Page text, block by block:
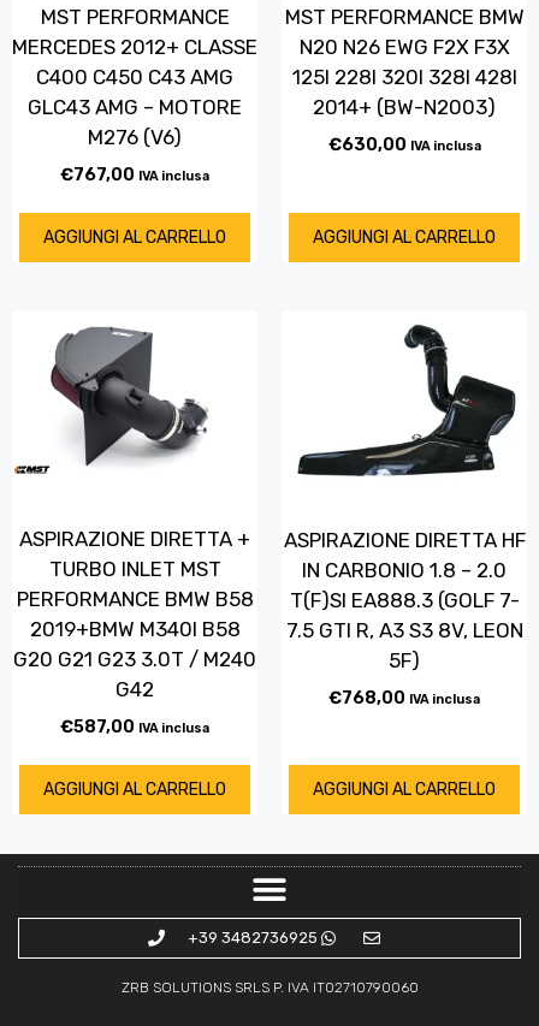
MST PERFORMANCE
MERCEDES 2012+ CLASSE
C400 C450 C43 AMG
GLC43 AMG – MOTORE
M276 (V6)
€767,00 IVA inclusa
AGGIUNGI AL CARRELLO
MST PERFORMANCE BMW
N20 N26 EWG F2X F3X
125I 228I 320I 328I 428I
2014+ (BW-N2003)
€630,00 IVA inclusa
AGGIUNGI AL CARRELLO
ASPIRAZIONE DIRETTA +
TURBO INLET MST
PERFORMANCE BMW B58
2019+BMW M340I B58
G20 G21 G23 3.0T / M240
G42
€587,00 IVA inclusa
AGGIUNGI AL CARRELLO
ASPIRAZIONE DIRETTA HF
IN CARBONIO 1.8 – 2.0
T(F)SI EA888.3 (GOLF 7-
7.5 GTI R, A3 S3 8V, LEON
5F)
€768,00 IVA inclusa
AGGIUNGI AL CARRELLO
+39 3482736925
ZRB SOLUTIONS SRLS P. IVA IT02710790060